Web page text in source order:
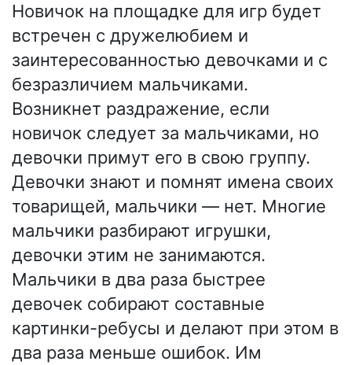
Новичок на площадке для игр будет
встречен с дружелюбием и
заинтересованностью девочками и с
безразличием мальчиками.
Возникнет раздражение, если
новичок следует за мальчиками, но
девочки примут его в свою группу.
Девочки знают и помнят имена своих
товарищей, мальчики — нет. Многие
мальчики разбирают игрушки,
девочки этим не занимаются.
Мальчики в два раза быстрее
девочек собирают составные
картинки-ребусы и делают при этом в
два раза меньше ошибок. Им